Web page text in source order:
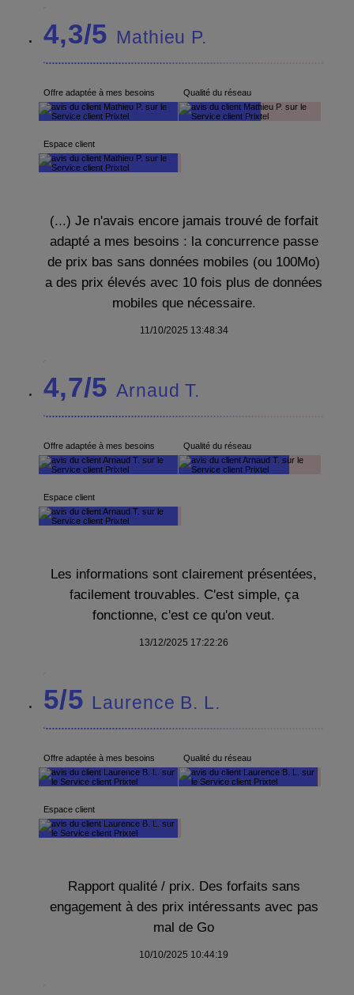
4,3/5 Mathieu P.
Offre adaptée à mes besoins Qualité du réseau
Espace client
(...) Je n'avais encore jamais trouvé de forfait
adapté a mes besoins : la concurrence passe
de prix bas sans données mobiles (ou 100Mo)
a des prix élevés avec 10 fois plus de données
mobiles que nécessaire.
11/10/2025 13:48:34
4,7/5Arnaud T.
Offre adaptée à mes besoins Qualité du réseau
Espace client
Les informations sont clairement présentées,
facilement trouvables. C'est simple, ça
fonctionne, c'est ce qu'on veut.
13/12/2025 17:22:26
5/5 Laurence B. L.
Offre adaptée à mes besoins Qualité du réseau
Espace client
Rapport qualité / prix. Des forfaits sans
engagement à des prix intéressants avec pas
mal de Go
10/10/2025 10:44:19